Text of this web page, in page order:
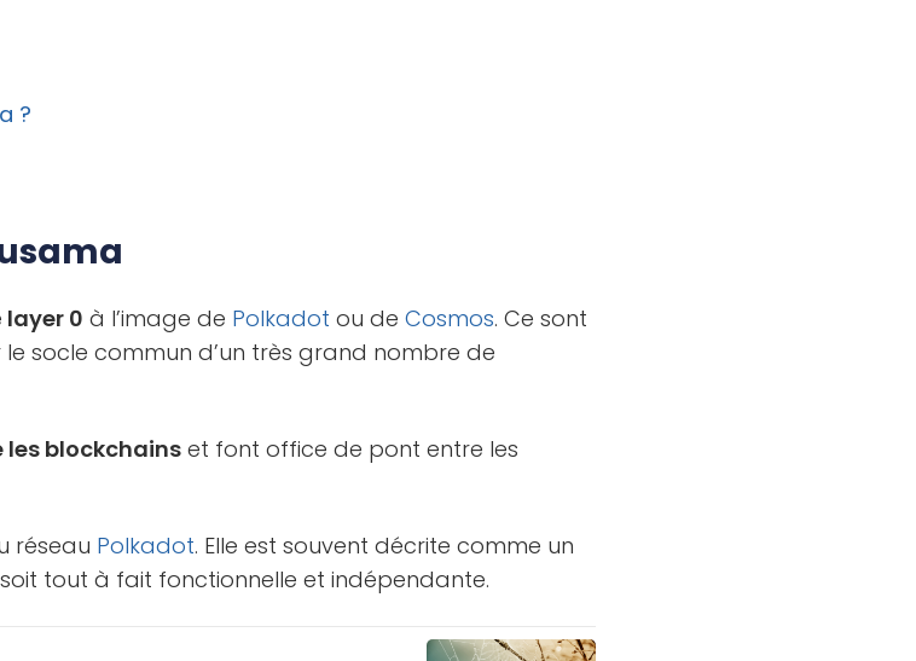
?
layer 0 à l’image de Polkadot ou deCosmos. Ce sont
socle commun d’un très grand nombre de
blockchainset font office de pont entre les
réseau Polkadot. Elle est souvent décrite comme un
soit tout à fait fonctionnelle et indépendante.